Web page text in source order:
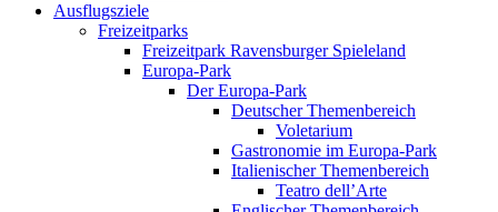
Ausflugsziele
Freizeitparks
Freizeitpark Ravensburger Spieleland
Europa-Park
Der Europa-Park
Deutscher Themenbereich
Voletarium
Gastronomie im Europa-Park
Italienischer Themenbereich
Teatro dell’Arte